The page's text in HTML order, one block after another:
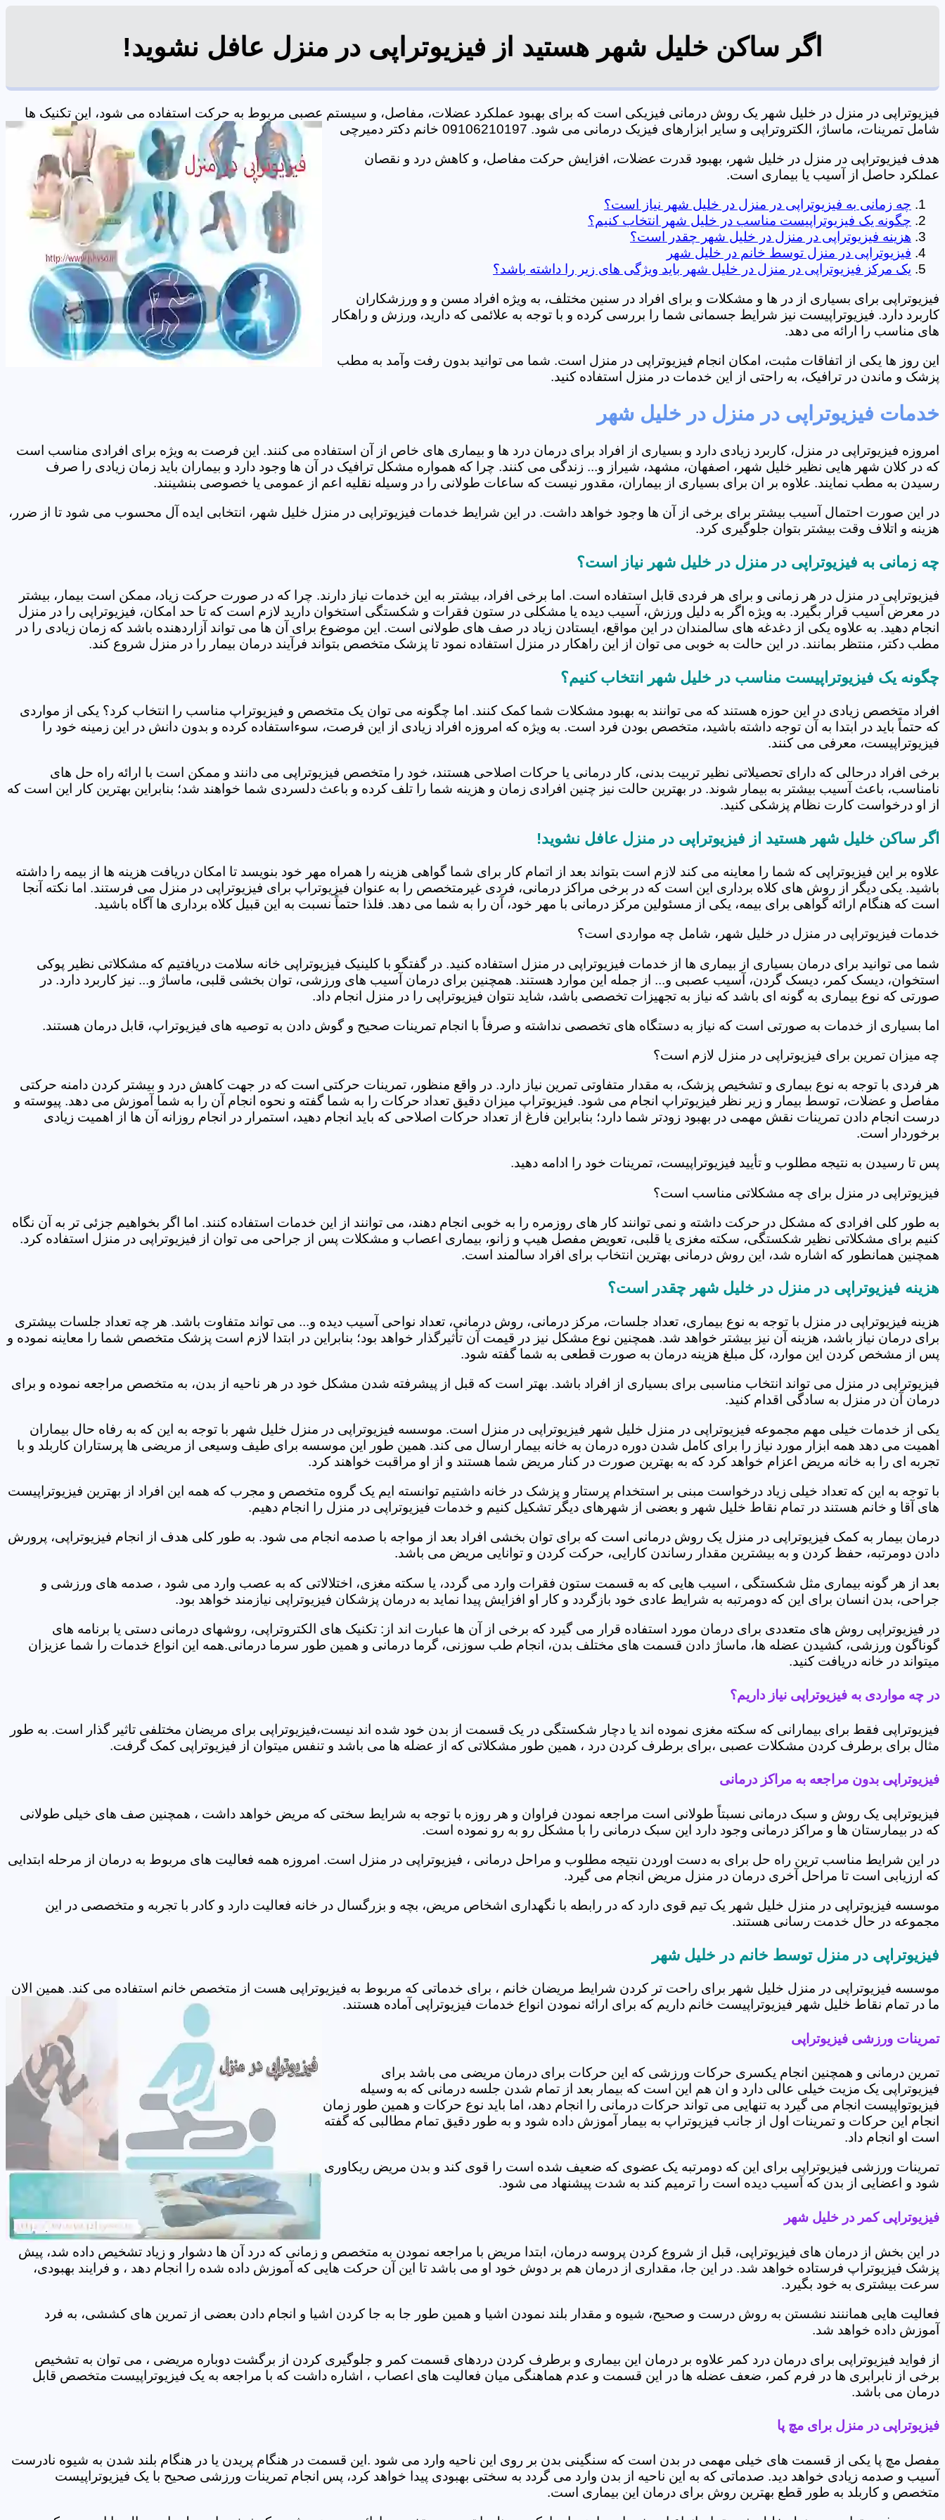
اگر ساکن خلیل شهر هستید از فیزیوتراپی در منزل عافل نشوید!
فیزیوتراپی در منزل در خلیل شهر یک روش درمانی فیزیکی است که برای بهبود عملکرد عضلات، مفاصل، و سیستم عصبی مربوط به حرکت استفاده می شود، این تکنیک ها
شامل تمرینات، ماساژ، الکتروتراپی و سایر ابزارهای فیزیک درمانی می شود. 09106210197 خانم دکتر دمیرچی
هدف فیزیوتراپی در منزل در خلیل شهر، بهبود قدرت عضلات، افزایش حرکت مفاصل، و کاهش درد و نقصان
عملکرد حاصل از آسیب یا بیماری است.
چه زمانی به فیزیوتراپی در منزل در خلیل شهر نیاز است؟
چگونه یک فیزیوتراپیست مناسب در خلیل شهر انتخاب کنیم؟
هزینه فیزیوتراپی در منزل در خلیل شهر چقدر است؟
فیزیوتراپی در منزل توسط خانم در خلیل شهر
یک مرکز فیزیوتراپی در منزل در خلیل شهر باید ویژگی های زیر را داشته باشد؟
فیزیوتراپی برای بسیاری از در ها و مشکلات و برای افراد در سنین مختلف، به ویژه افراد مسن و و ورزشکاران
کاربرد دارد. فیزیوتراپیست نیز شرایط جسمانی شما را بررسی کرده و با توجه به علائمی که دارید، ورزش و راهکار
های مناسب را ارائه می دهد.
این روز ها یکی از اتفاقات مثبت، امکان انجام فیزیوتراپی در منزل است. شما می توانید بدون رفت وآمد به مطب
پزشک و ماندن در ترافیک، به راحتی از این خدمات در منزل استفاده کنید.
خدمات فیزیوتراپی در منزل در خلیل شهر
امروزه فیزیوتراپی در منزل، کاربرد زیادی دارد و بسیاری از افراد برای درمان درد ها و بیماری های خاص از آن استفاده می کنند. این فرصت به ویژه برای افرادی مناسب است
که در کلان شهر هایی نظیر خلیل شهر، اصفهان، مشهد، شیراز و... زندگی می کنند. چرا که همواره مشکل ترافیک در آن ها وجود دارد و بیماران باید زمان زیادی را صرف
رسیدن به مطب نمایند. علاوه بر ان برای بسیاری از بیماران، مقدور نیست که ساعات طولانی را در وسیله نقلیه اعم از عمومی یا خصوصی بنشینند.
در این صورت احتمال آسیب بیشتر برای برخی از آن ها وجود خواهد داشت. در این شرایط خدمات فیزیوتراپی در منزل خلیل شهر، انتخابی ایده آل محسوب می شود تا از ضرر،
هزینه و اتلاف وقت بیشتر بتوان جلوگیری کرد.
چه زمانی به فیزیوتراپی در منزل در خلیل شهر نیاز است؟
فیزیوتراپی در منزل در هر زمانی و برای هر فردی قابل استفاده است. اما برخی افراد، بیشتر به این خدمات نیاز دارند. چرا که در صورت حرکت زیاد، ممکن است بیمار، بیشتر
در معرض آسیب قرار بگیرد. به ویژه اگر به دلیل ورزش، آسیب دیده یا مشکلی در ستون فقرات و شکستگی استخوان دارید لازم است که تا حد امکان، فیزیوتراپی را در منزل
انجام دهید. به علاوه یکی از دغدغه های سالمندان در این مواقع، ایستادن زیاد در صف های طولانی است. این موضوع برای آن ها می تواند آزاردهنده باشد که زمان زیادی را در
مطب دکتر، منتظر بمانند. در این حالت به خوبی می توان از این راهکار در منزل استفاده نمود تا پزشک متخصص بتواند فرآیند درمان بیمار را در منزل شروع کند.
چگونه یک فیزیوتراپیست مناسب در خلیل شهر انتخاب کنیم؟
افراد متخصص زیادی در این حوزه هستند که می توانند به بهبود مشکلات شما کمک کنند. اما چگونه می توان یک متخصص و فیزیوتراپ مناسب را انتخاب کرد؟ یکی از مواردی
که حتماً باید در ابتدا به آن توجه داشته باشید، متخصص بودن فرد است. به ویژه که امروزه افراد زیادی از این فرصت، سوءاستفاده کرده و بدون دانش در این زمینه خود را
فیزیوتراپیست، معرفی می کنند.
برخی افراد درحالی که دارای تحصیلاتی نظیر تربیت بدنی، کار درمانی یا حرکات اصلاحی هستند، خود را متخصص فیزیوتراپی می دانند و ممکن است با ارائه راه حل های
نامناسب، باعث آسیب بیشتر به بیمار شوند. در بهترین حالت نیز چنین افرادی زمان و هزینه شما را تلف کرده و باعث دلسردی شما خواهند شد؛ بنابراین بهترین کار این است که
از او درخواست کارت نظام پزشکی کنید.
اگر ساکن خلیل شهر هستید از فیزیوتراپی در منزل عافل نشوید!
علاوه بر این فیزیوتراپی که شما را معاینه می کند لازم است بتواند بعد از اتمام کار برای شما گواهی هزینه را همراه مهر خود بنویسد تا امکان دریافت هزینه ها از بیمه را داشته
باشید. یکی دیگر از روش های کلاه برداری این است که در برخی مراکز درمانی، فردی غیرمتخصص را به عنوان فیزیوتراپ برای فیزیوتراپی در منزل می فرستند. اما نکته آنجا
است که هنگام ارائه گواهی برای بیمه، یکی از مسئولین مرکز درمانی با مهر خود، آن را به شما می دهد. فلذا حتماً نسبت به این قبیل کلاه برداری ها آگاه باشید.
خدمات فیزیوتراپی در منزل در خلیل شهر، شامل چه مواردی است؟
شما می توانید برای درمان بسیاری از بیماری ها از خدمات فیزیوتراپی در منزل استفاده کنید. در گفتگو با کلینیک فیزیوتراپی خانه سلامت دریافتیم که مشکلاتی نظیر پوکی
استخوان، دیسک کمر، دیسک گردن، آسیب عصبی و... از جمله این موارد هستند. همچنین برای درمان آسیب های ورزشی، توان بخشی قلبی، ماساژ و... نیز کاربرد دارد. در
صورتی که نوع بیماری به گونه ای باشد که نیاز به تجهیزات تخصصی باشد، شاید نتوان فیزیوتراپی را در منزل انجام داد.
اما بسیاری از خدمات به صورتی است که نیاز به دستگاه های تخصصی نداشته و صرفاً با انجام تمرینات صحیح و گوش دادن به توصیه های فیزیوتراپ، قابل درمان هستند.
چه میزان تمرین برای فیزیوتراپی در منزل لازم است؟
هر فردی با توجه به نوع بیماری و تشخیص پزشک، به مقدار متفاوتی تمرین نیاز دارد. در واقع منظور، تمرینات حرکتی است که در جهت کاهش درد و بیشتر کردن دامنه حرکتی
مفاصل و عضلات، توسط بیمار و زیر نظر فیزیوتراپ انجام می شود. فیزیوتراپ میزان دقیق تعداد حرکات را به شما گفته و نحوه انجام آن را به شما آموزش می دهد. پیوسته و
درست انجام دادن تمرینات نقش مهمی در بهبود زودتر شما دارد؛ بنابراین فارغ از تعداد حرکات اصلاحی که باید انجام دهید، استمرار در انجام روزانه آن ها از اهمیت زیادی
برخوردار است.
پس تا رسیدن به نتیجه مطلوب و تأیید فیزیوتراپیست، تمرینات خود را ادامه دهید.
فیزیوتراپی در منزل برای چه مشکلاتی مناسب است؟
به طور کلی افرادی که مشکل در حرکت داشته و نمی توانند کار های روزمره را به خوبی انجام دهند، می توانند از این خدمات استفاده کنند. اما اگر بخواهیم جزئی تر به آن نگاه
کنیم برای مشکلاتی نظیر شکستگی، سکته مغزی یا قلبی، تعویض مفصل هیپ و زانو، بیماری اعصاب و مشکلات پس از جراحی می توان از فیزیوتراپی در منزل استفاده کرد.
همچنین همانطور که اشاره شد، این روش درمانی بهترین انتخاب برای افراد سالمند است.
هزینه فیزیوتراپی در منزل در خلیل شهر چقدر است؟
هزینه فیزیوتراپی در منزل با توجه به نوع بیماری، تعداد جلسات، مرکز درمانی، روش درمانی، تعداد نواحی آسیب دیده و... می تواند متفاوت باشد. هر چه تعداد جلسات بیشتری
برای درمان نیاز باشد، هزینه آن نیز بیشتر خواهد شد. همچنین نوع مشکل نیز در قیمت آن تأثیرگذار خواهد بود؛ بنابراین در ابتدا لازم است پزشک متخصص شما را معاینه نموده و
پس از مشخص کردن این موارد، کل مبلغ هزینه درمان به صورت قطعی به شما گفته شود.
فیزیوتراپی در منزل می تواند انتخاب مناسبی برای بسیاری از افراد باشد. بهتر است که قبل از پیشرفته شدن مشکل خود در هر ناحیه از بدن، به متخصص مراجعه نموده و برای
درمان آن در منزل به سادگی اقدام کنید.
یکی از خدمات خیلی مهم مجموعه فیزیوتراپی در منزل خلیل شهر فیزیوتراپی در منزل است. موسسه فیزیوتراپی در منزل خلیل شهر با توجه به این که به رفاه حال بیماران
اهمیت می دهد همه ابزار مورد نیاز را برای کامل شدن دوره درمان به خانه بیمار ارسال می کند. همین طور این موسسه برای طیف وسیعی از مریضی ها پرستاران کاربلد و با
تجربه ای را به خانه مریض اعزام خواهد کرد که به بهترین صورت در کنار مریض شما هستند و از او مراقبت خواهند کرد.
با توجه به این که تعداد خیلی زیاد درخواست مبنی بر استخدام پرستار و پزشک در خانه داشتیم توانسته ایم یک گروه متخصص و مجرب که همه این افراد از بهترین فیزیوتراپیست
های آقا و خانم هستند در تمام نقاط خلیل شهر و بعضی از شهرهای دیگر تشکیل کنیم و خدمات فیزیوتراپی در منزل را انجام دهیم.
درمان بیمار به کمک فیزیوتراپی در منزل یک روش درمانی است که برای توان بخشی افراد بعد از مواجه با صدمه انجام می شود. به طور کلی هدف از انجام فیزیوتراپی، پرورش
دادن دومرتبه، حفظ کردن و به بیشترین مقدار رساندن کارایی، حرکت کردن و توانایی مریض می باشد.
بعد از هر گونه بیماری مثل شکستگی ، اسیب هایی که به قسمت ستون فقرات وارد می گردد، یا سکته مغزی، اختلالاتی که به عصب وارد می شود ، صدمه های ورزشی و
جراحی، بدن انسان برای این که دومرتبه به شرایط عادی خود بازگردد و کار او افزایش پیدا نماید به درمان پزشکان فیزیوتراپی نیازمند خواهد بود.
در فیزیوتراپی روش های متعددی برای درمان مورد استفاده قرار می گیرد که برخی از آن ها عبارت اند از: تکنیک های الکتروتراپی، روشهای درمانی دستی یا برنامه های
گوناگون ورزشی، کشیدن عضله ها، ماساژ دادن قسمت های مختلف بدن، انجام طب سوزنی، گرما درمانی و همین طور سرما درمانی.همه این انواع خدمات را شما عزیزان
میتواند در خانه دریافت کنید.
در چه مواردی به فیزیوتراپی نیاز داریم؟
فیزیوتراپی فقط برای بیمارانی که سکته مغزی نموده اند یا دچار شکستگی در یک قسمت از بدن خود شده اند نیست،فیزیوتراپی برای مریضان مختلفی تاثیر گذار است. به طور
مثال برای برطرف کردن مشکلات عصبی ،برای برطرف کردن درد ، همین طور مشکلاتی که از عضله ها می باشد و تنفس میتوان از فیزیوتراپی کمک گرفت.
فیزیوتراپی بدون مراجعه به مراکز درمانی
فیزیوتراپی یک روش و سبک درمانی نسبتاً طولانی است مراجعه نمودن فراوان و هر روزه با توجه به شرایط سختی که مریض خواهد داشت ، همچنین صف های خیلی طولانی
که در بیمارستان ها و مراکز درمانی وجود دارد این سبک درمانی را با مشکل رو به رو نموده است.
در این شرایط مناسب ترین راه حل برای به دست اوردن نتیجه مطلوب و مراحل درمانی ، فیزیوتراپی در منزل است. امروزه همه فعالیت های مربوط به درمان از مرحله ابتدایی
که ارزیابی است تا مراحل آخری درمان در منزل مریض انجام می گیرد.
موسسه فیزیوتراپی در منزل خلیل شهر یک تیم قوی دارد که در رابطه با نگهداری اشخاص مریض، بچه و بزرگسال در خانه فعالیت دارد و کادر با تجربه و متخصصی در این
مجموعه در حال خدمت رسانی هستند.
فیزیوتراپی در منزل توسط خانم در خلیل شهر
موسسه فیزیوتراپی در منزل خلیل شهر برای راحت تر کردن شرایط مریضان خانم ، برای خدماتی که مربوط به فیزیوتراپی هست از متخصص خانم استفاده می کند. همین الان
ما در تمام نقاط خلیل شهر فیزیوتراپیست خانم داریم که برای ارائه نمودن انواع خدمات فیزیوتراپی آماده هستند.
تمرینات ورزشی فیزیوتراپی
تمرین درمانی و همچنین انجام یکسری حرکات ورزشی که این حرکات برای درمان مریضی می باشد برای
فیزیوتراپی یک مزیت خیلی عالی دارد و ان هم این است که بیمار بعد از تمام شدن جلسه درمانی که به وسیله
فیزیوتواپیست انجام می گیرد به تنهایی می تواند حرکات درمانی را انجام دهد، اما باید نوع حرکات و همین طور زمان
انجام این حرکات و تمرینات اول از جانب فیزیوتراپ به بیمار آموزش داده شود و به طور دقیق تمام مطالبی که گفته
است او انجام داد.
تمرینات ورزشی فیزیوتراپی برای این که دومرتبه یک عضوی که ضعیف شده است را قوی کند و بدن مریض ریکاوری
شود و اعضایی از بدن که آسیب دیده است را ترمیم کند به شدت پیشنهاد می شود.
فیزیوتراپی کمر در خلیل شهر
در این بخش از درمان های فیزیوتراپی، قبل از شروع کردن پروسه درمان، ابتدا مریض با مراجعه نمودن به متخصص و زمانی که درد آن ها دشوار و زیاد تشخیص داده شد، پیش
پزشک فیزیوتراپ فرستاده خواهد شد. در این جا، مقداری از درمان هم بر دوش خود او می باشد تا این آن حرکت هایی که آموزش داده شده را انجام دهد ، و فرایند بهبودی،
سرعت بیشتری به خود بگیرد.
فعالیت هایی هماننند نشستن به روش درست و صحیح، شیوه و مقدار بلند نمودن اشیا و همین طور جا به جا کردن اشیا و انجام دادن بعضی از تمرین های کششی، به فرد
آموزش داده خواهد شد.
از فواید فیزیوتراپی برای درمان درد کمر علاوه بر درمان این بیماری و برطرف کردن دردهای قسمت کمر و جلوگیری کردن از برگشت دوباره مریضی ، می توان به تشخیص
برخی از نابرابری ها در فرم کمر، ضعف عضله ها در این قسمت و عدم هماهنگی میان فعالیت های اعصاب ، اشاره داشت که با مراجعه به یک فیزیوتراپیست متخصص قابل
درمان می باشد.
فیزیوتراپی در منزل برای مچ پا
مفصل مچ پا یکی از قسمت های خیلی مهمی در بدن است که سنگینی بدن بر روی این ناحیه وارد می شود .این قسمت در هنگام پریدن یا در هنگام بلند شدن به شیوه نادرست
آسیب و صدمه زیادی خواهد دید. صدماتی که به این ناحیه از بدن وارد می گردد به سختی بهبودی پیدا خواهد کرد، پس انجام تمرینات ورزشی صحیح با یک فیزیوتراپیست
متخصص و کاربلد به طور قطع بهترین روش برای درمان این بیماری است.